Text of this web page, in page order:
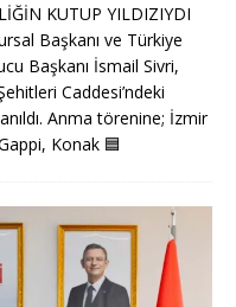
KUTUP YILDIZIYDI
Başkanı ve Türkiye
Başkanı İsmail Sivri,
Caddesi’ndeki
Anma törenine; İzmir
Konak 🟦